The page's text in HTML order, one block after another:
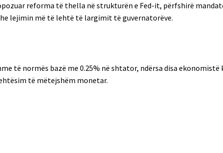
reforma të thella në strukturën e Fed-it, përfshirë
lejimin më të lehtë të largimit të guvernatorëve.
të normës bazë me 0.25% në shtator, ndërsa disa ekonomistë
të mëtejshëm monetar.